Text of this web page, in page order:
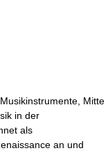
Mitte
in der
als
an und